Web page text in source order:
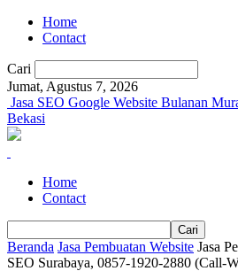
Home
Contact
Cari
Jumat, Agustus 7, 2026
Jasa SEO Google Website Bulanan
Bekasi
Home
Contact
Beranda Jasa Pembuatan Website Jasa
SEO Surabaya, 0857-1920-2880 (Call-